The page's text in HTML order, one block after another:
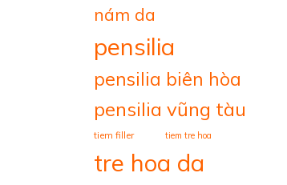
nám da
pensilia
pensilia biên hòa
pensilia vũng tàu
tiem filler tiem tre hoa
tre hoa da